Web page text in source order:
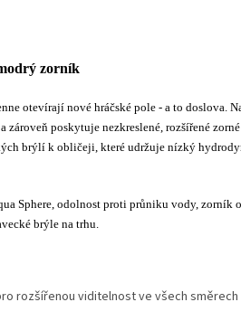
zorník
otevírají nové hráčské pole - a to doslova.
poskytuje nezkreslené, rozšířené
brýlí k obličeji, které udržuje nízký
Sphere, odolnost proti průniku vody, zorník
brýle na trhu.
rozšířenou viditelnost ve všech směrech